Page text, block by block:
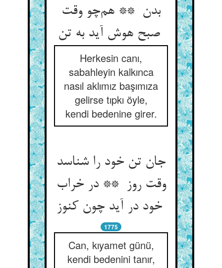
بدن ** هم‌چو وقت
Herkesin canı,
sabahleyin kalkınca
nasıl aklımız başımıza
gelirse tıpkı öyle,
kendi bedenine girer.
جان تن خود را شناسد
وقت روز ** در خراب
خود در آید چون کنوز
1775
Can, kıyamet günü,
kendi bedenini tanır,